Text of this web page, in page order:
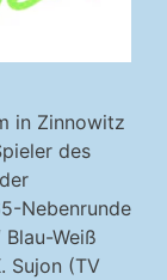
in Zinnowitz
des
Nebenrunde
Weiß
Sujon (TV